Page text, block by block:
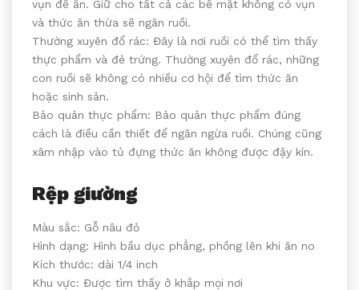
vụn để ăn. Giữ cho tất cả các bề mặt không có vụn
và thức ăn thừa sẽ ngăn ruồi.
Thường xuyên đổ rác: Đây là nơi ruồi có thể tìm thấy
thực phẩm và đẻ trứng. Thường xuyên đổ rác, những
con ruồi sẽ không có nhiều cơ hội để tìm thức ăn
hoặc sinh sản.
Bảo quản thực phẩm: Bảo quản thực phẩm đúng
cách là điều cần thiết để ngăn ngừa ruồi. Chúng cũng
xâm nhập vào tủ đựng thức ăn không được đậy kín.
Rệp giường
Màu sắc: Gỗ nâu đỏ
Hình dạng: Hình bầu dục phẳng, phồng lên khi ăn no
Kích thước: dài 1/4 inch
Khu vực: Được tìm thấy ở khắp mọi nơi